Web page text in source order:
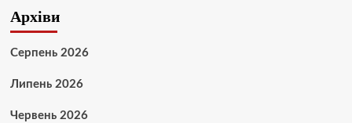
Архіви
Серпень 2026
Липень 2026
Червень 2026